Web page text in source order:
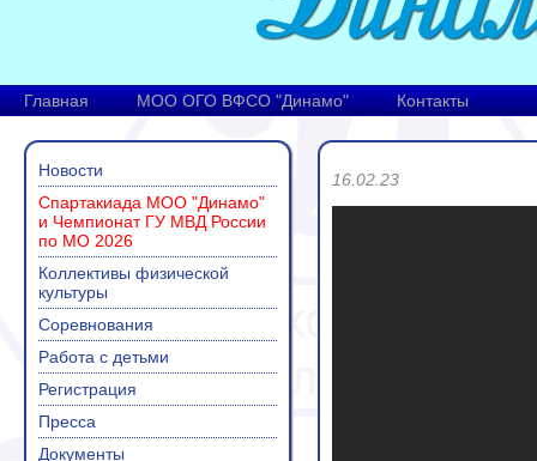
Главная МОО ОГО ВФСО "Динамо" Контакты
Новости
Спартакиада МОО "Динамо"
и Чемпионат ГУ МВД России
по МО 2026
Коллективы физической
культуры
Соревнования
Работа с детьми
Регистрация
Пресса
Документы
16.02.23